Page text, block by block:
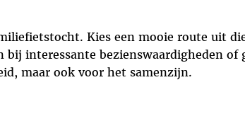
Kies een mooie route uit
bij interessante bezienswaardigheden
maar ook voor het samenzijn.